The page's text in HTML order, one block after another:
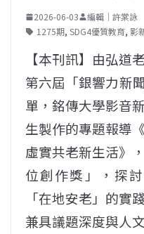
2026-06-03
編輯｜許棠詠
1275期, SDG4優質教育, 影
【本刊訊】由弘道
第六屆「銀響力新
單，銘傳大學影音
生製作的專題報導
虛實共老新生活》
位創作獎」，探
「在地安老」的實
兼具議題深度與人